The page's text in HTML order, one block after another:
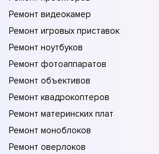
Ремонт видеокамер
Ремонт игровых приставок
Ремонт ноутбуков
Ремонт фотоаппаратов
Ремонт объективов
Ремонт квадрокоптеров
Ремонт материнских плат
Ремонт моноблоков
Ремонт оверлоков